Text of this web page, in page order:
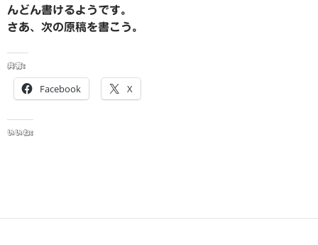
んどん書けるようです。
さあ、次の原稿を書こう。
共有:
Facebook X
いいね: